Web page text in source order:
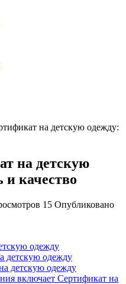
на детскую одежду:
на детскую
и качество
15 Опубликовано
одежду
детскую одежду
детскую одежду
включает Сертификат на